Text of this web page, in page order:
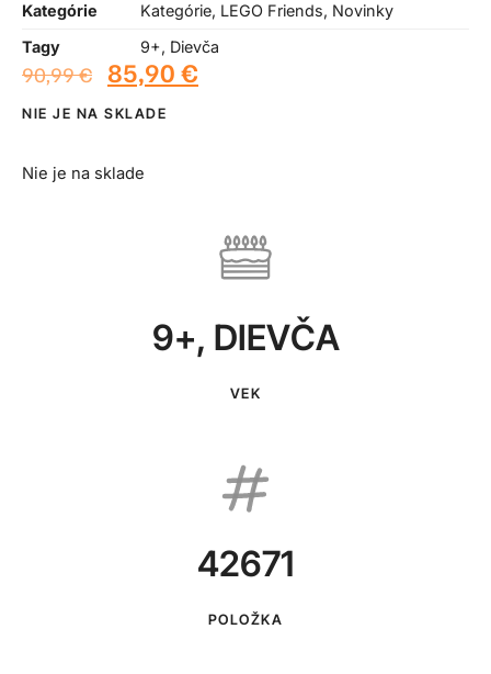
Kategórie
Kategórie, LEGO Friends, Novinky
Tagy
9+, Dievča
90,99€ 85,90 €
NIE JE NA SKLADE
Nie je na sklade
9+, DIEVČA
VEK
42671
POLOŽKA